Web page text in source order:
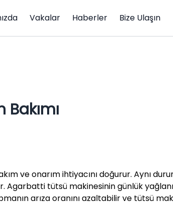
Vakalar Haberler Bize Ulaşın
ve onarım ihtiyacını doğurur. Aynı
Agarbatti tütsü makinesinin günlük
arıza oranını azaltabilir ve tütsü